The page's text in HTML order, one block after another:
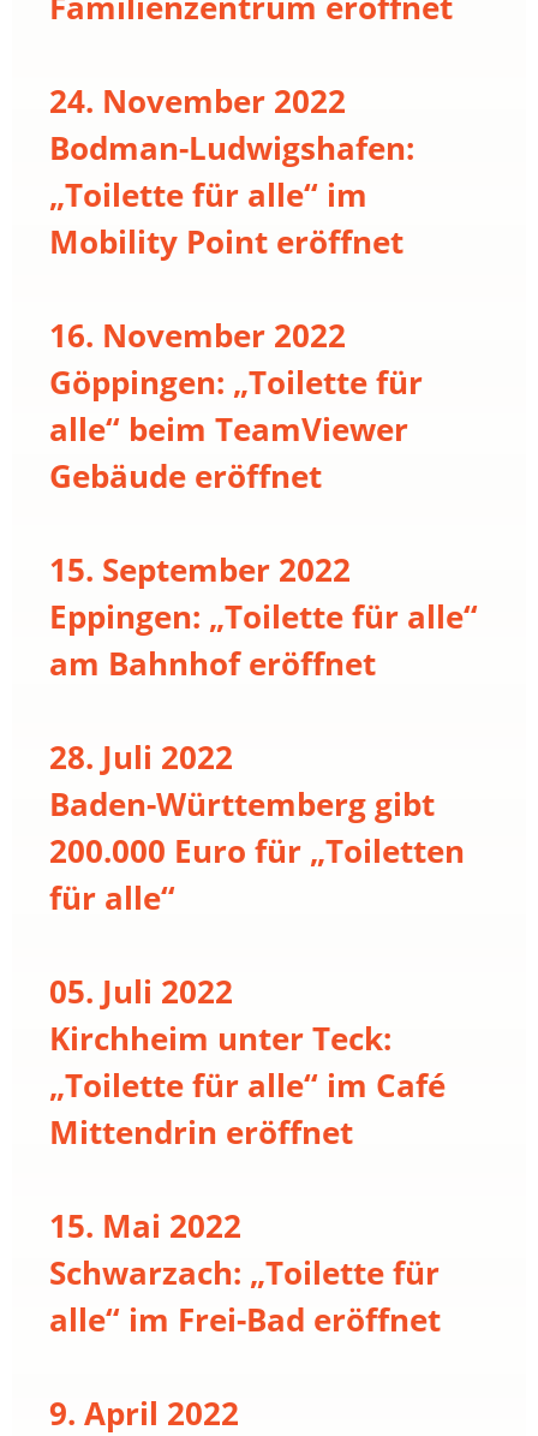
24. November 2022
Bodman-Ludwigshafen:
„Toilette für alle“ im
Mobility Point eröffnet
16. November 2022
Göppingen: „Toilette für
alle“ beim TeamViewer
Gebäude eröffnet
15. September 2022
Eppingen: „Toilette für alle“
am Bahnhof eröffnet
28. Juli 2022
Baden-Württemberg gibt
200.000 Euro für „Toiletten
für alle“
05. Juli 2022
Kirchheim unter Teck:
„Toilette für alle“ im Café
Mittendrin eröffnet
15. Mai 2022
Schwarzach: „Toilette für
alle“ im Frei-Bad eröffnet
9. April 2022